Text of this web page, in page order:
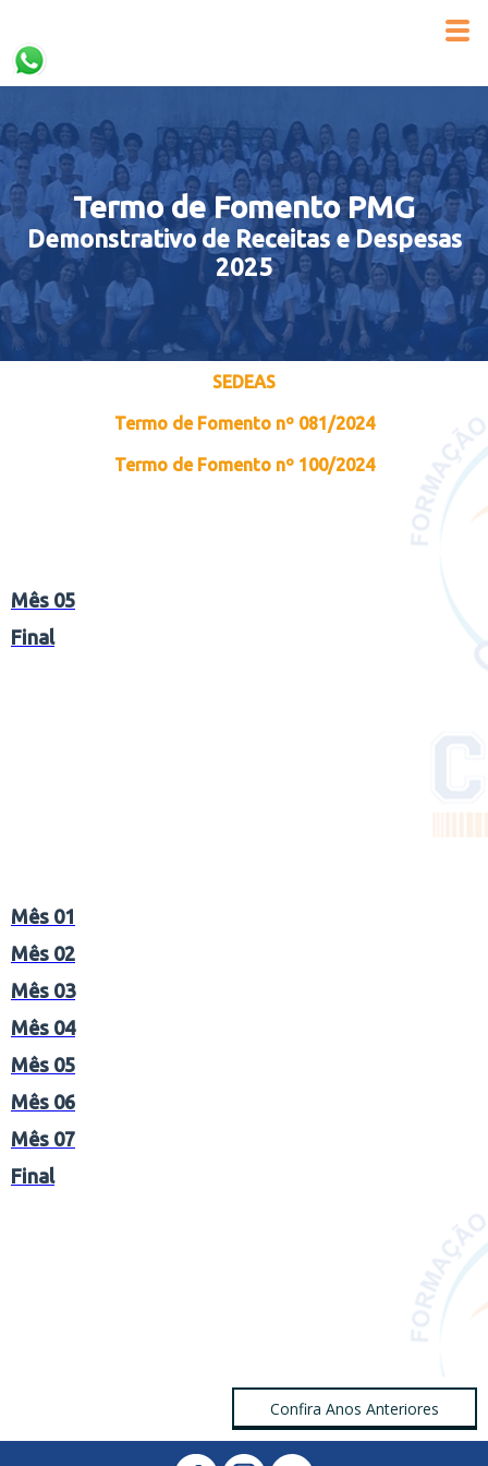
Termo de Fomento PMG
Demonstrativo de Receitas e Despesas
2025
SEDEAS
Termo de Fomento nº 081/2024
Termo de Fomento nº 100/2024
Mês 05
Final
Mês 01
Mês 02
Mês 03
Mês 04
Mês 05
Mês 06
Mês 07
Final
Confira Anos Anteriores